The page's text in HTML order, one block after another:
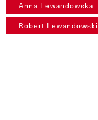
Anna Lewandowska
Robert Lewandowski